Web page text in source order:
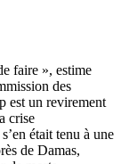
faire », estime
des
est un revirement
crise
était tenu à une
de Damas,